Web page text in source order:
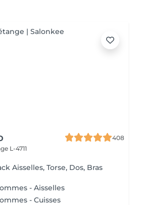
408
L-4711
Aisselles, Torse, Dos, Bras
- Aisselles
- Cuisses